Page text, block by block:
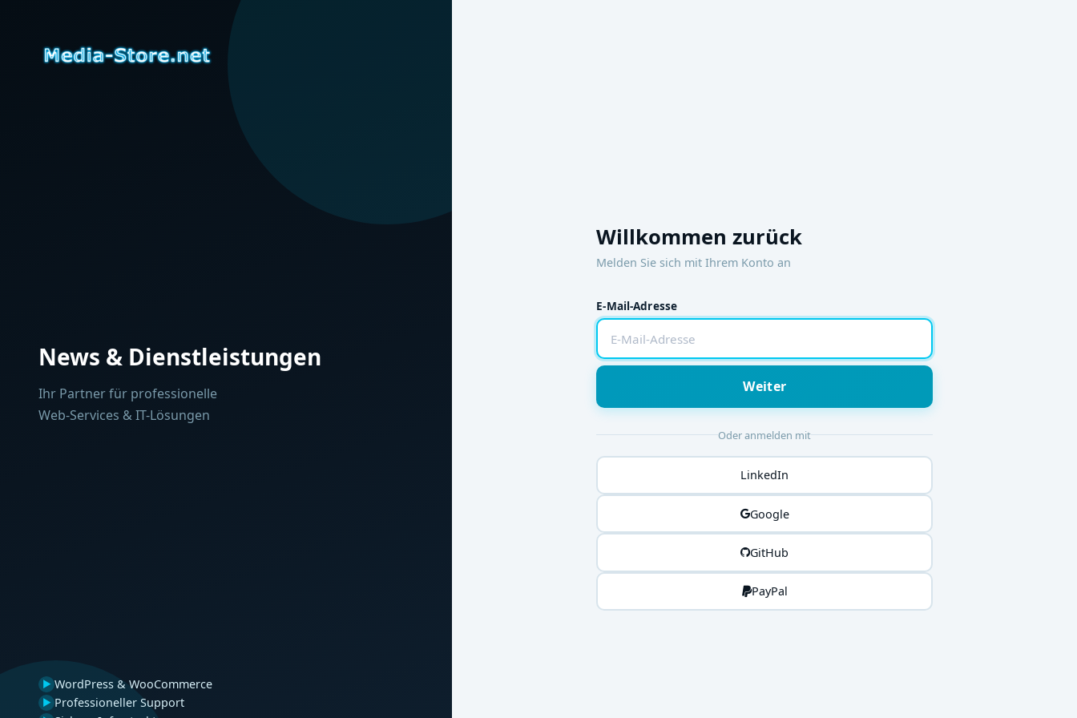
News & Dienstleistungen
Ihr Partner für professionelle
Web-Services & IT-Lösungen
▶ WordPress & WooCommerce
▶ Professioneller Support
Willkommen zurück
Melden Sie sich mit Ihrem Konto an
E-Mail-Adresse
Weiter
Oder anmelden mit
LinkedIn
Google
GitHub
PayPal